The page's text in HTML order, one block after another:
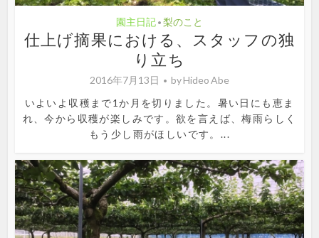
園主日記 • 梨のこと
仕上げ摘果における、スタッフの独
り立ち
2016年7月13日 byHideo Abe
いよいよ収穫まで1か月を切りました。暑い日にも恵ま
れ、今から収穫が楽しみです。欲を言えば、梅雨らしく
もう少し雨がほしいです。...